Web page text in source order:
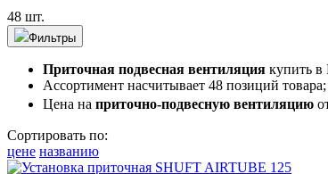
48 шт.
Фильтры
Приточная подвесная вентиляция купить в
Ассортимент насчитывает 48 позиций товара;
Цена на приточно-подвесную вентиляцию
Сортировать по:
цене названию